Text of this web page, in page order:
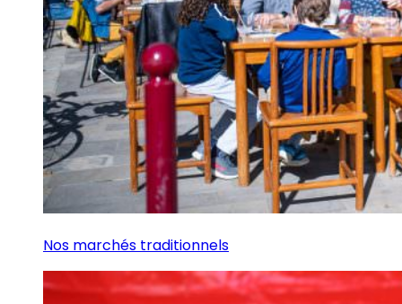
Nos marchés traditionnels